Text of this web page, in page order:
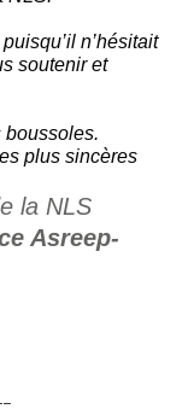
n’hésitait
soutenir et
boussoles.
plus sincères
la NLS
Asreep-